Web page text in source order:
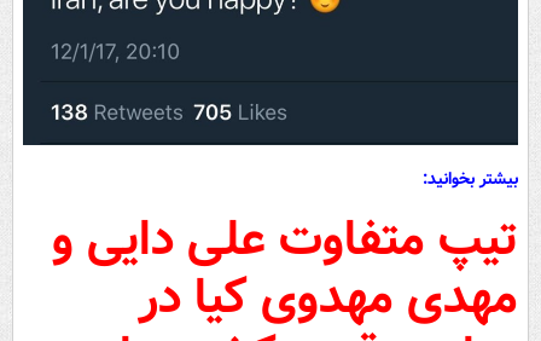
بیشتر بخوانید:
تیپ متفاوت علی دایی و
مهدی مهدوی کیا در